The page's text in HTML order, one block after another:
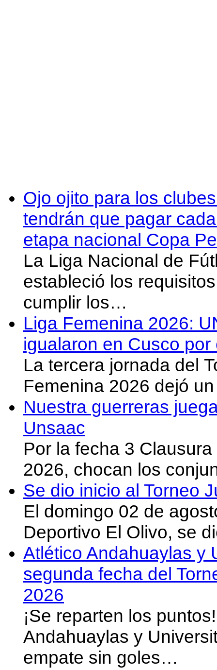
Ojo ojito para los
tendrán que pagar
etapa nacional Copa
La Liga Nacional de
estableció los
cumplir los…
Liga Femenina 2026:
igualaron en Cusco
La tercera jornada del
Femenina 2026 dejó
Nuestra guerreras
Unsaac
Por la fecha 3
2026, chocan los
Se dio inicio al Torneo
El domingo 02 de
Deportivo El Olivo, se
Atlético Andahuaylas y
segunda fecha del
2026
¡Se reparten los
Andahuaylas y
empate sin goles…